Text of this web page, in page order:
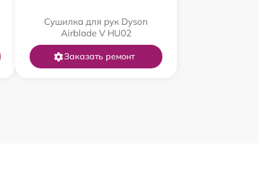
Сушилка для рук Dyson
Airblade V HU02
Заказать ремонт